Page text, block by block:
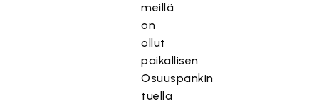
meillä
on
ollut
paikallisen
Osuuspankin
tuella